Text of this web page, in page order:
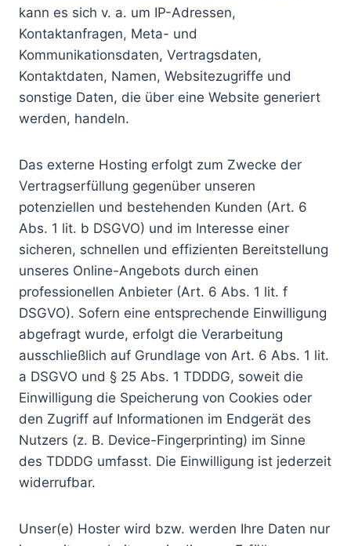
kann es sich v. a. um IP-Adressen,
Kontaktanfragen, Meta- und
Kommunikationsdaten, Vertragsdaten,
Kontaktdaten, Namen, Websitezugriffe und
sonstige Daten, die über eine Website generiert
werden, handeln.
Das externe Hosting erfolgt zum Zwecke der
Vertragserfüllung gegenüber unseren
potenziellen und bestehenden Kunden (Art. 6
Abs. 1 lit. b DSGVO) und im Interesse einer
sicheren, schnellen und effizienten Bereitstellung
unseres Online-Angebots durch einen
professionellen Anbieter (Art. 6 Abs. 1 lit. f
DSGVO). Sofern eine entsprechende Einwilligung
abgefragt wurde, erfolgt die Verarbeitung
ausschließlich auf Grundlage von Art. 6 Abs. 1 lit.
a DSGVO und § 25 Abs. 1 TDDDG, soweit die
Einwilligung die Speicherung von Cookies oder
den Zugriff auf Informationen im Endgerät des
Nutzers (z. B. Device-Fingerprinting) im Sinne
des TDDDG umfasst. Die Einwilligung ist jederzeit
widerrufbar.
Unser(e) Hoster wird bzw. werden Ihre Daten nur